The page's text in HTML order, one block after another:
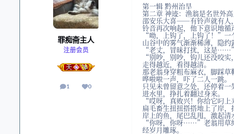
罪痴斋主人
注册会员
1
帖子 0
声誉
第一辑 黔州治旱
第二章 神迹：渔翁是名世外高
邵安乐大喜——有铃声就有人
铃音再次响起，他下意识地循
“呦，上钩了，上钩了！”一
山谷中的雾气渐渐稀薄，隐约
“老丈，冒昧打扰，这是
“别吵，别吵，钩儿还没咬
走得越近，看得越清。
那老翁身穿粗布麻衣，脚踩草
哗啦啦一声，吓了二人一跳。
只见未曾留意之处，还停着
进水里，挣扎着翻过身来。
“哎呀，真败兴！你给它叼
扁毛畜生扭扭搭搭地上了岸，
岸上的鱼，尾巴乱甩，激起清
“你呀，你呀……”老翁用草绳
经岁月雕琢。